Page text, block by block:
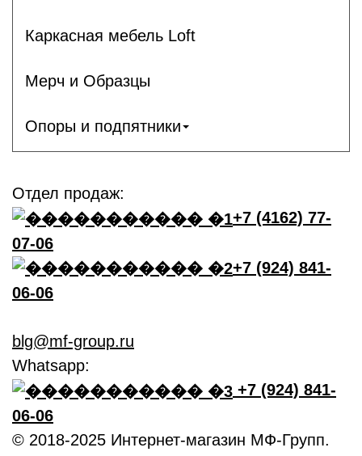
Каркасная мебель Loft
Мерч и Образцы
Опоры и подпятники
Отдел продаж:
+7 (4162) 77-
07-06
+7 (924) 841-
06-06
blg@mf-group.ru
Whatsapp:
+7 (924) 841-
06-06
© 2018-2025 Интернет-магазин МФ-Групп.